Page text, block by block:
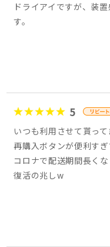
ドライアイですが、装
す。
5
いつも利用させて貰って
再購入ボタンが便利す
コロナで配送期間長く
復活の兆しw